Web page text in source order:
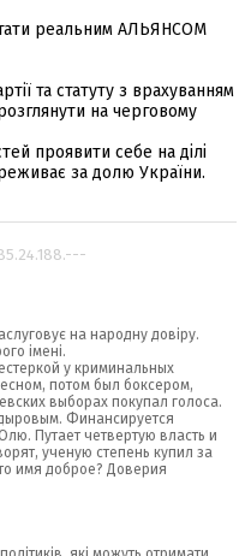
реальним АЛЬЯНСОМ
та статуту з врахуванням
на черговому
проявити себе на ділі
за долю України.
на народну довіру.
імені.
у криминальных
потом был боксером,
выборах покупал голоса.
Финансируется
Путает четвертую власть и
ученую степень купил за
имя доброе? Доверия